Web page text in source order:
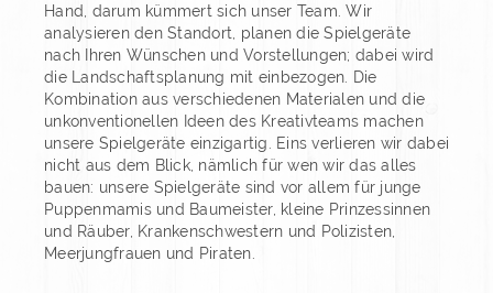
Hand, darum kümmert sich unser Team. Wir
analysieren den Standort, planen die Spielgeräte
nach Ihren Wünschen und Vorstellungen; dabei wird
die Landschaftsplanung mit einbezogen. Die
Kombination aus verschiedenen Materialen und die
unkonventionellen Ideen des Kreativteams machen
unsere Spielgeräte einzigartig. Eins verlieren wir dabei
nicht aus dem Blick, nämlich für wen wir das alles
bauen: unsere Spielgeräte sind vor allem für junge
Puppenmamis und Baumeister, kleine Prinzessinnen
und Räuber, Krankenschwestern und Polizisten,
Meerjungfrauen und Piraten.